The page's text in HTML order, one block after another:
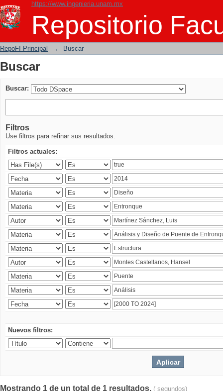
https://www.ingenieria.unam.mx
Repositorio
Buscar
RepoFI Principal → Buscar
Buscar
Buscar:
Filtros
Use filtros para refinar sus resultados.
Filtros actuales:
Nuevos filtros:
Mostrando 1 de un total de 1 resultados. ( segundos)